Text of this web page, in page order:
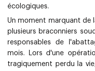
écologiques.
Un moment marquant de
plusieurs braconniers
responsables de
mois. Lors d'une
tragiquement perdu la